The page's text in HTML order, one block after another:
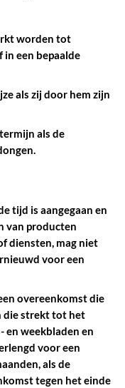
worden tot
in een bepaalde
als zij door hem zijn
als de
tijd is aangegaan en
van producten
diensten, mag niet
voor een
overeenkomst die
die strekt tot het
en weekbladen en
voor een
als de
tegen het einde